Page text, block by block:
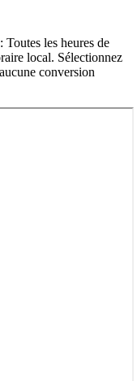
Toutes les heures de
local. Sélectionnez
conversion